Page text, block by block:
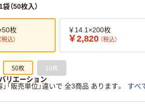
（50枚入）
枚
（税込）
￥14.1×200枚
￥2,820 （税込）
50枚 10枚
リエーション
」「販売単位」違いで 全3商品 あります。
すべ